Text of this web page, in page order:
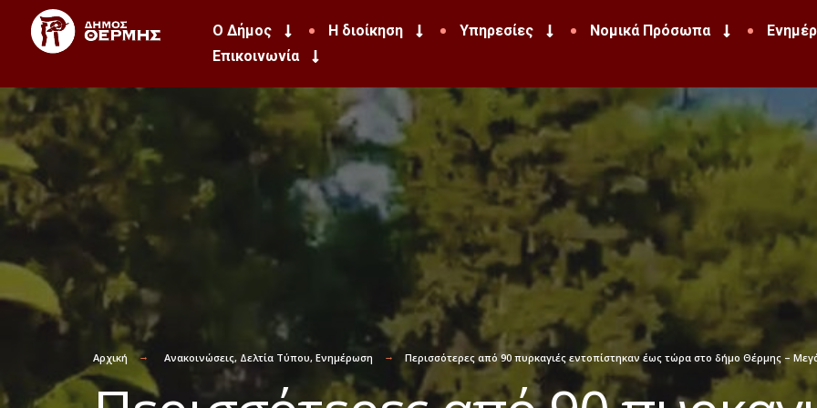
Ο Δήμος Η διοίκηση Υπηρεσίες Νομικά Πρόσωπα
Επικοινωνία
Αρχική Ανακοινώσεις, Δελτία Τύπου, Ενημέρωση Περισσότερες από 90 πυρκαγιές εντοπίστηκαν έως τώρα στο δήμο Θέρμης –